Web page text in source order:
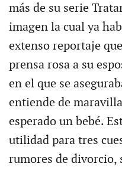
más de su serie
imagen la cual ya
extenso reportaje
prensa rosa a su
en el que se
entiende de
esperado un bebé.
utilidad para tres
rumores de divorcio,